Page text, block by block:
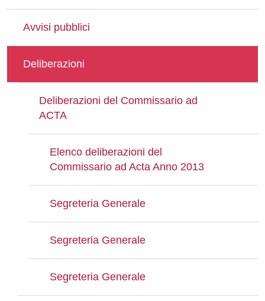
Avvisi pubblici
Deliberazioni
Deliberazioni del Commissario ad
ACTA
Elenco deliberazioni del
Commissario ad Acta Anno 2013
Segreteria Generale
Segreteria Generale
Segreteria Generale